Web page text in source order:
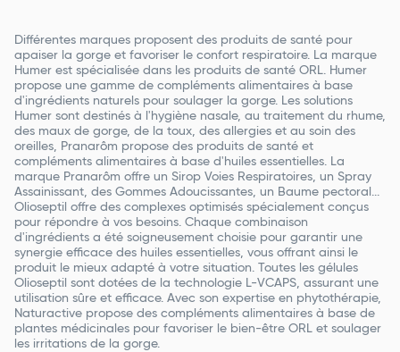
Différentes marques proposent des produits de santé pour
apaiser la gorge et favoriser le confort respiratoire. La marque
Humer est spécialisée dans les produits de santé ORL. Humer
propose une gamme de compléments alimentaires à base
d'ingrédients naturels pour soulager la gorge. Les solutions
Humer sont destinés à l'hygiène nasale, au traitement du rhume,
des maux de gorge, de la toux, des allergies et au soin des
oreilles, Pranarôm propose des produits de santé et
compléments alimentaires à base d'huiles essentielles. La
marque Pranarôm offre un Sirop Voies Respiratoires, un Spray
Assainissant, des Gommes Adoucissantes, un Baume pectoral...
Olioseptil offre des complexes optimisés spécialement conçus
pour répondre à vos besoins. Chaque combinaison
d'ingrédients a été soigneusement choisie pour garantir une
synergie efficace des huiles essentielles, vous offrant ainsi le
produit le mieux adapté à votre situation. Toutes les gélules
Olioseptil sont dotées de la technologie L-VCAPS, assurant une
utilisation sûre et efficace. Avec son expertise en phytothérapie,
Naturactive propose des compléments alimentaires à base de
plantes médicinales pour favoriser le bien-être ORL et soulager
les irritations de la gorge.